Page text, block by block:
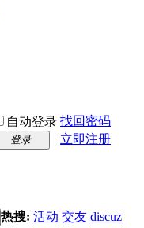
自动登录 找回密码
登录
立即注册
热搜: 活动 交友 discuz